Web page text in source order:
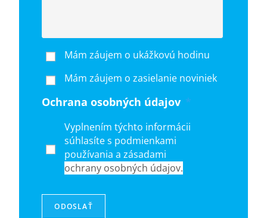
Mám záujem o ukážkovú hodinu
Mám záujem o zasielanie noviniek
Ochrana osobných údajov *
Vyplnením týchto informácii
súhlasíte s podmienkami
používania a zásadami
ochrany osobných údajov.
ODOSLAŤ